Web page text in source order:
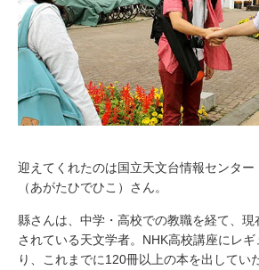
迎えてくれたのは国立天文台情報センタ
（あがたひでひこ）さん。
縣さんは、中学・高校での教職を経て、
されている天文学者。NHK高校講座にレ
り、これまでに120冊以上の本を出してい